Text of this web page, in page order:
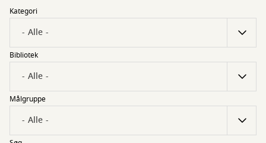
Kategori
Bibliotek
Målgruppe